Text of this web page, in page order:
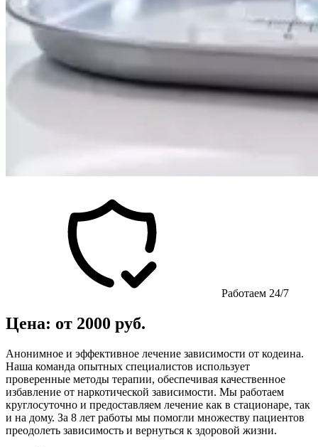
Работаем 24/7
Цена: от 2000 руб.
Анонимное и эффективное лечение зависимости от кодеина.
Наша команда опытных специалистов использует
проверенные методы терапии, обеспечивая качественное
избавление от наркотической зависимости. Мы работаем
круглосуточно и предоставляем лечение как в стационаре, так
и на дому. За 8 лет работы мы помогли множеству пациентов
преодолеть зависимость и вернуться к здоровой жизни.